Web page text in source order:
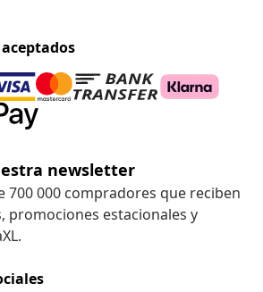
newsletter
700 000 compradores que reciben
promociones estacionales y